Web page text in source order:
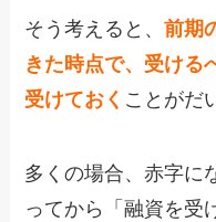
そう考えると、前期
きた時点で、受ける
受けておく ことがだ
多くの場合、赤字に
ってから「融資を受